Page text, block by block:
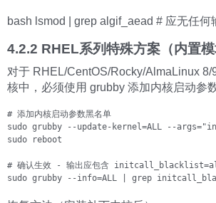
bash lsmod | grep algif_aead # 应无任何
4.2.2 RHEL系列特殊方案（内置模
对于 RHEL/CentOS/Rocky/AlmaLinux
核中，必须使用 grubby 添加内核启动参
# 添加内核启动参数黑名单
sudo grubby --update-kernel=ALL --
sudo reboot
# 确认生效 - 输出应包含
sudo grubby --info=ALL | grep